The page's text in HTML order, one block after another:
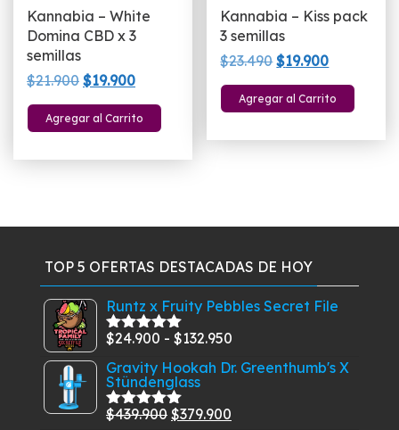
Kannabia – White
Domina CBD x 3
semillas
$21.900 El
precio
original
$19.900El
precio
actual
Agregar al Carrito
Kannabia – Kiss pack
3 semillas
$23.490El
precio
original
$19.900El
precio
actual
Agregar al Carrito
TOP 5 OFERTAS DESTACADAS DE HOY
Runtz x Fruity Pebbles Secret File
Valorado
5
$24.900 - $132.950
de
Gravity Hookah Dr. Greenthumb's X
Stündenglass
Valorado
$439.900 El
$379.900